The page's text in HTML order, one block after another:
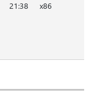
21:38 x86